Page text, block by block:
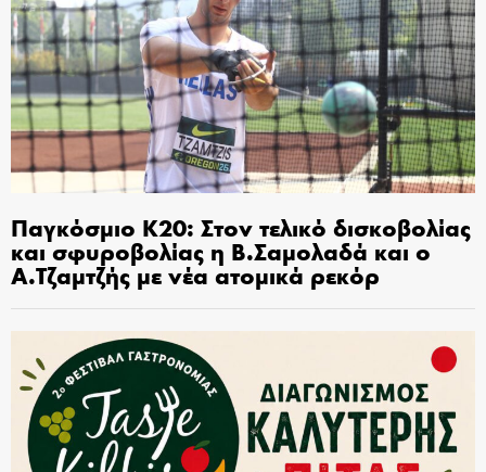
Παγκόσμιο Κ20: Στον τελικό δισκοβολίας
και σφυροβολίας η Β.Σαμολαδά και ο
Α.Τζαμτζής με νέα ατομικά ρεκόρ